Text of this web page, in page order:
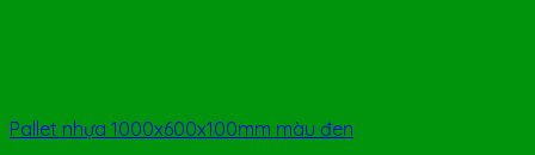
Pallet nhựa 1000x600x100mm màu đen